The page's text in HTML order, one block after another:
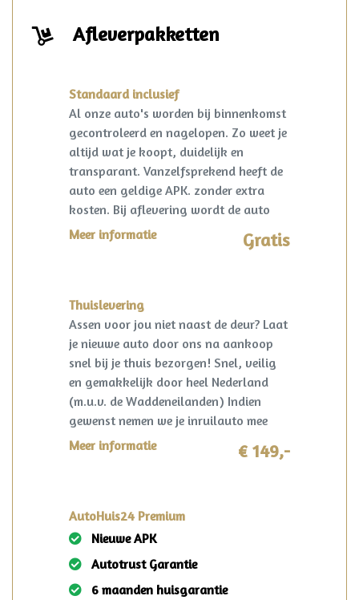
Afleverpakketten
Standaard inclusief
Al onze auto's worden bij binnenkomst
gecontroleerd en nagelopen. Zo weet je
altijd wat je koopt, duidelijk en
transparant. Vanzelfsprekend heeft de
auto een geldige APK. zonder extra
kosten. Bij aflevering wordt de auto
kosteloos op naam gezet en een
vrijwaring van de eventuele inruilauto
Meer informatie Gratis
Thuislevering
Assen voor jou niet naast de deur? Laat
je nieuwe auto door ons na aankoop
snel bij je thuis bezorgen! Snel, veilig
en gemakkelijk door heel Nederland
(m.u.v. de Waddeneilanden) Indien
gewenst nemen we je inruilauto mee
terug! I.c.m. pakket Premium slechts
Meer informatie € 149,-
AutoHuis24 Premium
Nieuwe APK
Autotrust Garantie
6 maanden huisgarantie